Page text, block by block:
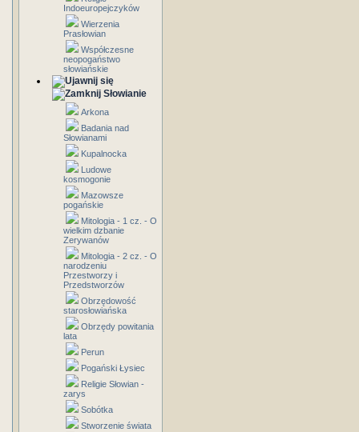
Indoeuropejczyków
Wierzenia
Prasłowian
Współczesne
neopogaństwo
słowiańskie
Słowianie
Arkona
Badania nad
Słowianami
Kupalnocka
Ludowe
kosmogonie
Mazowsze
pogańskie
Mitologia - 1 cz. - O
wielkim dzbanie
Zerywanów
Mitologia - 2 cz. - O
narodzeniu
Przestworzy i
Przedstworzów
Obrzędowość
starosłowiańska
Obrzędy powitania
lata
Perun
Pogański Łysiec
Religie Słowian -
zarys
Sobótka
Stworzenie świata